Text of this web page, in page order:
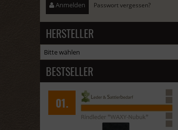
Anmelden Passwort vergessen?
HERSTELLER
BESTSELLER
02.
Waxy Nubuk "Lupa" - 1/2 Haut - türkis